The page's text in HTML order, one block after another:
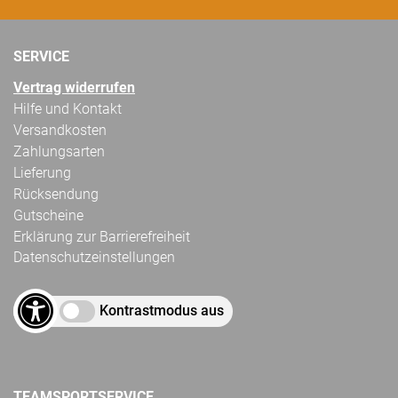
SERVICE
Vertrag widerrufen
Hilfe und Kontakt
Versandkosten
Zahlungsarten
Lieferung
Rücksendung
Gutscheine
Erklärung zur Barrierefreiheit
Datenschutzeinstellungen
Kontrastmodus aus